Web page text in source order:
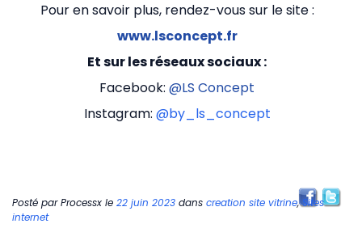
Pour en savoir plus, rendez-vous sur le site :
www.lsconcept.fr
Et sur les réseaux sociaux :
Facebook: @LS Concept
Instagram: @by_ls_concept
Posté parProcessx le 22 juin 2023 dans creation site vitrine,Sites
internet